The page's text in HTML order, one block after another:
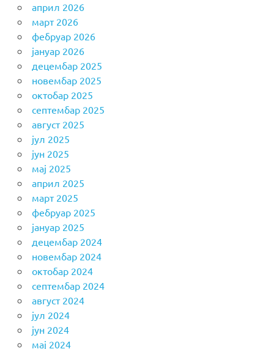
април 2026
март 2026
фебруар 2026
јануар 2026
децембар 2025
новембар 2025
октобар 2025
септембар 2025
август 2025
јул 2025
јун 2025
мај 2025
април 2025
март 2025
фебруар 2025
јануар 2025
децембар 2024
новембар 2024
октобар 2024
септембар 2024
август 2024
јул 2024
јун 2024
мај 2024